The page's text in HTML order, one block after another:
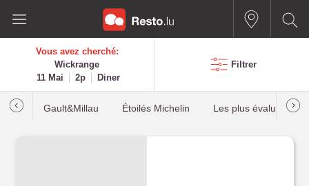
Vous avez cherché:
Wickrange
11 Mai
2p Diner
Filtrer
Gault&Millau Étoilés Michelin Les plus évalués